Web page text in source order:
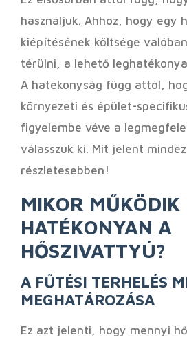
használjuk. Ahhoz, hogy egy
kiépítésének költsége
térülni, a lehető
A hatékonyság függ attól,
környezeti és épület-
figyelembe véve a
válasszuk ki. Mit jelent
részletesebben!
MIKOR MŰKÖDIK
HATÉKONYAN A
HŐSZIVATTYÚ?
A FŰTÉSI TERHELÉS
MEGHATÁROZÁSA
Ez azt jelenti, hogy mennyi